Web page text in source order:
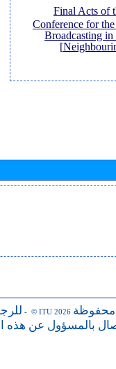
[Final Acts of
Conference for
Broadcasting
- © ITU 2026 محفوظة
بالمسؤول عن هذه